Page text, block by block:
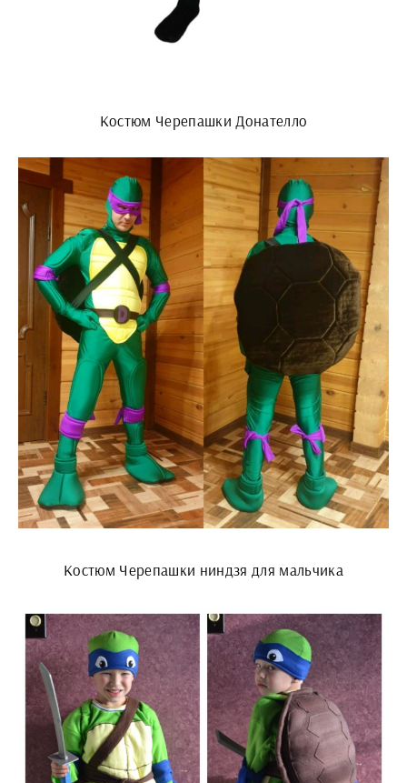
Костюм Черепашки Донателло
Костюм Черепашки ниндзя для мальчика